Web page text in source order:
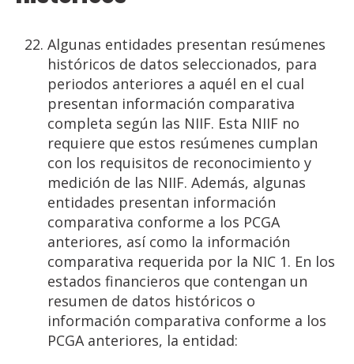
Algunas entidades presentan resúmenes
históricos de datos seleccionados, para
periodos anteriores a aquél en el cual
presentan información comparativa
completa según las NIIF. Esta NIIF no
requiere que estos resúmenes cumplan
con los requisitos de reconocimiento y
medición de las NIIF. Además, algunas
entidades presentan información
comparativa conforme a los PCGA
anteriores, así como la información
comparativa requerida por la NIC 1. En los
estados financieros que contengan un
resumen de datos históricos o
información comparativa conforme a los
PCGA anteriores, la entidad: